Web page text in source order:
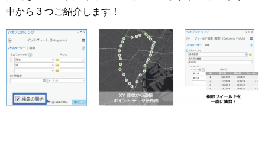
中から 3 つご紹介します！